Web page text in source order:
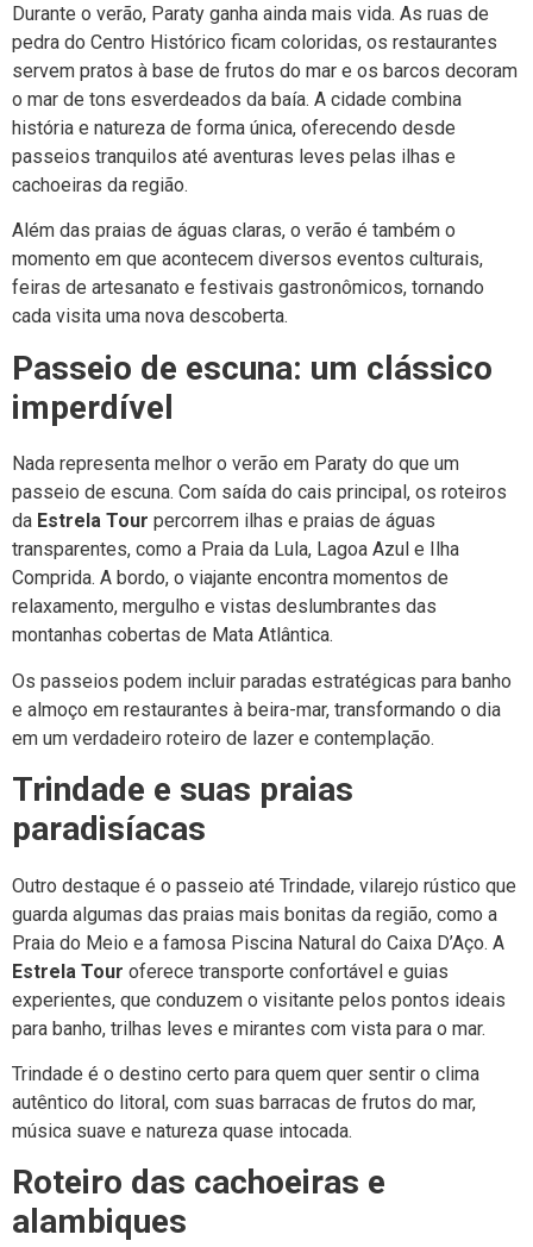
Durante o verão, Paraty ganha ainda mais vida. As ruas de
pedra do Centro Histórico ficam coloridas, os restaurantes
servem pratos à base de frutos do mar e os barcos decoram
o mar de tons esverdeados da baía. A cidade combina
história e natureza de forma única, oferecendo desde
passeios tranquilos até aventuras leves pelas ilhas e
cachoeiras da região.
Além das praias de águas claras, o verão é também o
momento em que acontecem diversos eventos culturais,
feiras de artesanato e festivais gastronômicos, tornando
cada visita uma nova descoberta.
Passeio de escuna: um clássico
imperdível
Nada representa melhor o verão em Paraty do que um
passeio de escuna. Com saída do cais principal, os roteiros
da Estrela Tour percorrem ilhas e praias de águas
transparentes, como a Praia da Lula, Lagoa Azul e Ilha
Comprida. A bordo, o viajante encontra momentos de
relaxamento, mergulho e vistas deslumbrantes das
montanhas cobertas de Mata Atlântica.
Os passeios podem incluir paradas estratégicas para banho
e almoço em restaurantes à beira-mar, transformando o dia
em um verdadeiro roteiro de lazer e contemplação.
Trindade e suas praias
paradisíacas
Outro destaque é o passeio até Trindade, vilarejo rústico que
guarda algumas das praias mais bonitas da região, como a
Praia do Meio e a famosa Piscina Natural do Caixa D’Aço. A
Estrela Tour oferece transporte confortável e guias
experientes, que conduzem o visitante pelos pontos ideais
para banho, trilhas leves e mirantes com vista para o mar.
Trindade é o destino certo para quem quer sentir o clima
autêntico do litoral, com suas barracas de frutos do mar,
música suave e natureza quase intocada.
Roteiro das cachoeiras e
alambiques